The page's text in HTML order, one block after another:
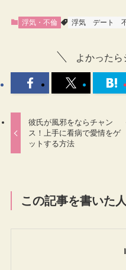
浮気・不倫 浮気 デート
よかったら
彼氏が風邪をならチャン
ス！上手に看病で愛情をゲ
ットする方法
この記事を書いた人